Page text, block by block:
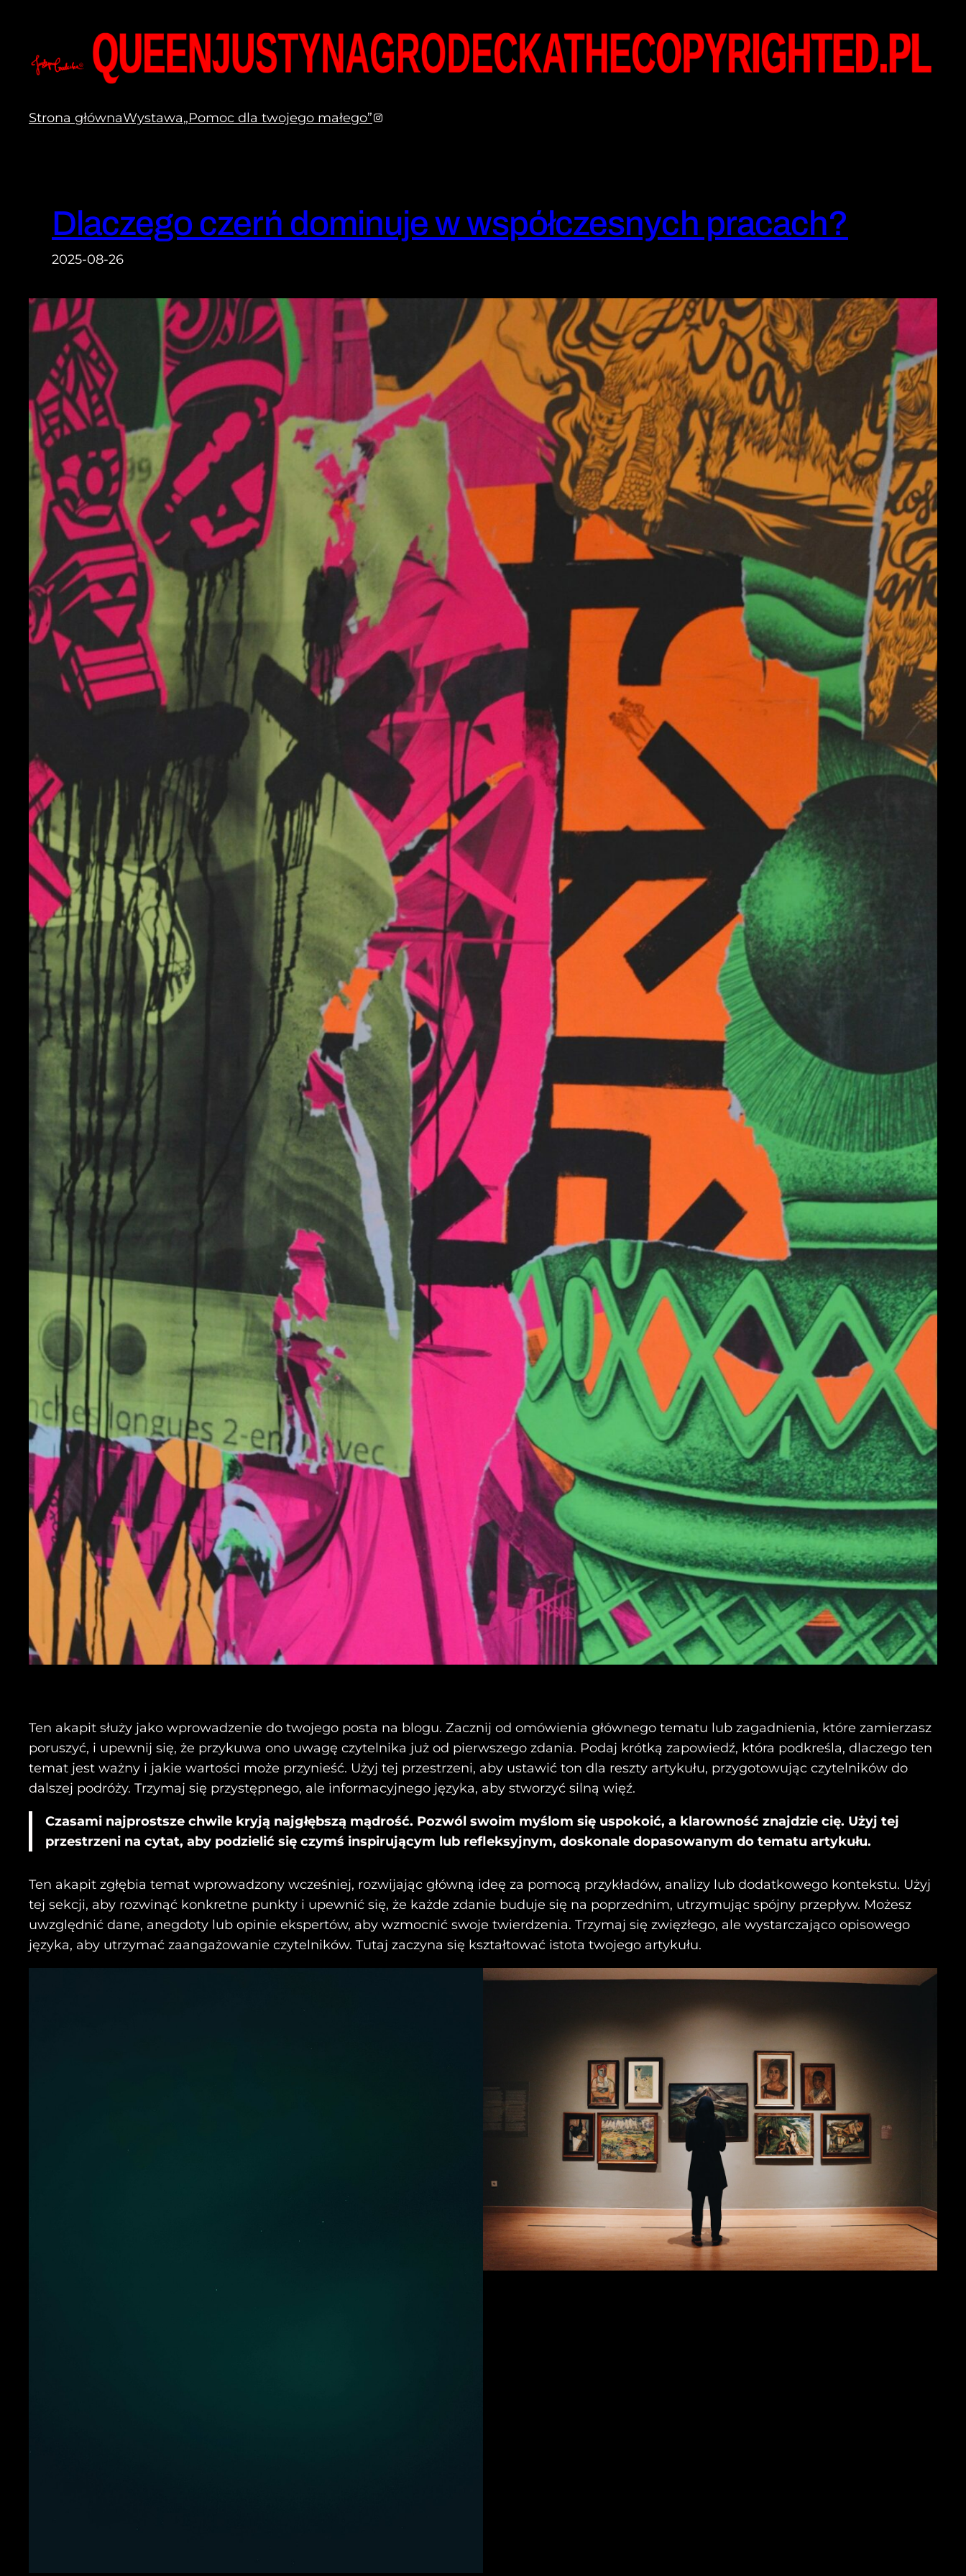
treści
Strona głównaWystawa„Pomoc dla twojego małego”Instagram
Dlaczego czerń dominuje w współczesnych pracach?
2025-08-26
Ten akapit służy jako wprowadzenie do twojego posta na blogu. Zacznij od omówienia głównego tematu lub zagadnienia, które zamierzasz
poruszyć, i upewnij się, że przykuwa ono uwagę czytelnika już od pierwszego zdania. Podaj krótką zapowiedź, która podkreśla, dlaczego ten
temat jest ważny i jakie wartości może przynieść. Użyj tej przestrzeni, aby ustawić ton dla reszty artykułu, przygotowując czytelników do
dalszej podróży. Trzymaj się przystępnego, ale informacyjnego języka, aby stworzyć silną więź.
Czasami najprostsze chwile kryją najgłębszą mądrość. Pozwól swoim myślom się uspokoić, a klarowność znajdzie cię. Użyj tej
przestrzeni na cytat, aby podzielić się czymś inspirującym lub refleksyjnym, doskonale dopasowanym do tematu artykułu.
Ten akapit zgłębia temat wprowadzony wcześniej, rozwijając główną ideę za pomocą przykładów, analizy lub dodatkowego kontekstu. Użyj
tej sekcji, aby rozwinąć konkretne punkty i upewnić się, że każde zdanie buduje się na poprzednim, utrzymując spójny przepływ. Możesz
uwzględnić dane, anegdoty lub opinie ekspertów, aby wzmocnić swoje twierdzenia. Trzymaj się zwięzłego, ale wystarczająco opisowego
języka, aby utrzymać zaangażowanie czytelników. Tutaj zaczyna się kształtować istota twojego artykułu.